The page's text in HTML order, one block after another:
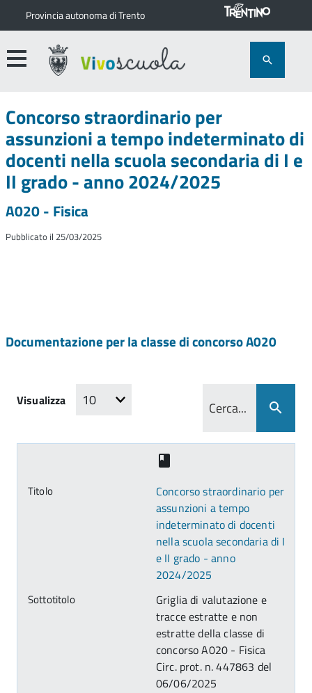
Provincia autonoma di Trento
Concorso straordinario per
assunzioni a tempo indeterminato di
docenti nella scuola secondaria di I e
II grado - anno 2024/2025
A020 - Fisica
Pubblicato il 25/03/2025
Documentazione per la classe di concorso A020
Visualizza
Concorso straordinario per
assunzioni a tempo
indeterminato di docenti
nella scuola secondaria di I
e II grado - anno
2024/2025
Griglia di valutazione e
tracce estratte e non
estratte della classe di
concorso A020 - Fisica
Circ. prot. n. 447863 del
06/06/2025